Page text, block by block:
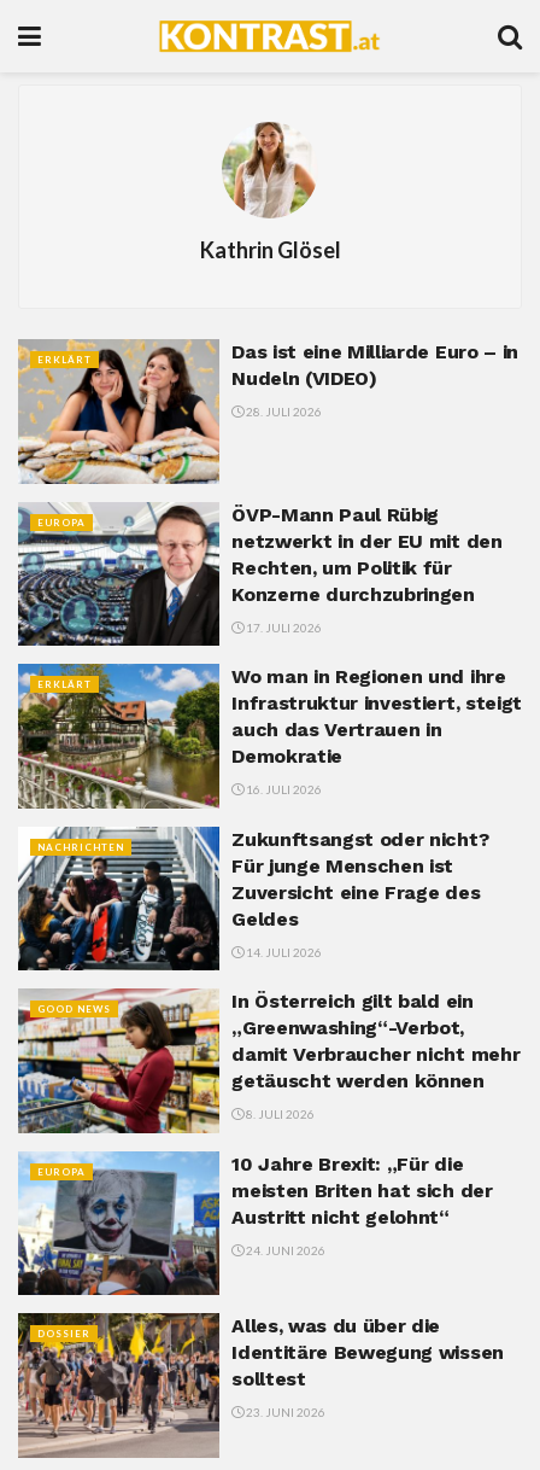
Kathrin Glösel
ERKLÄRT
Das ist eine Milliarde Euro – in
Nudeln (VIDEO)
28. JULI 2026
EUROPA
ÖVP-Mann Paul Rübig
netzwerkt in der EU mit den
Rechten, um Politik für
Konzerne durchzubringen
17. JULI 2026
ERKLÄRT
Wo man in Regionen und ihre
Infrastruktur investiert, steigt
auch das Vertrauen in
Demokratie
16. JULI 2026
NACHRICHTEN
Zukunftsangst oder nicht?
Für junge Menschen ist
Zuversicht eine Frage des
Geldes
14. JULI 2026
GOOD NEWS
In Österreich gilt bald ein
„Greenwashing“-Verbot,
damit Verbraucher nicht mehr
getäuscht werden können
8. JULI 2026
EUROPA
10 Jahre Brexit: „Für die
meisten Briten hat sich der
Austritt nicht gelohnt“
24. JUNI 2026
DOSSIER
Alles, was du über die
Identitäre Bewegung wissen
solltest
23. JUNI 2026